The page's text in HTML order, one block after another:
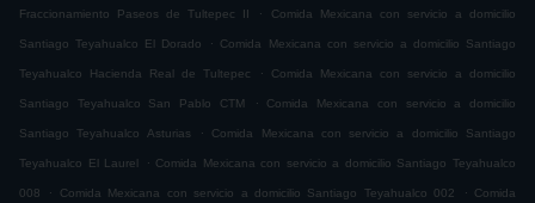
Fraccionamiento Paseos de Tultepec II . Comida Mexicana con servicio a domicilio
Santiago Teyahualco El Dorado . Comida Mexicana con servicio a domicilio Santiago
Teyahualco Hacienda Real de Tultepec . Comida Mexicana con servicio a domicilio
Santiago Teyahualco San Pablo CTM . Comida Mexicana con servicio a domicilio
Santiago Teyahualco Asturias . Comida Mexicana con servicio a domicilio Santiago
Teyahualco El Laurel . Comida Mexicana con servicio a domicilio Santiago Teyahualco
008 . Comida Mexicana con servicio a domicilio Santiago Teyahualco 002 . Comida